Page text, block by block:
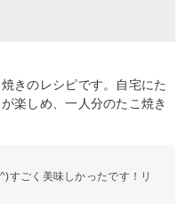
きのレシピです。自宅にた
楽しめ、一人分のたこ焼き
すごく美味しかったです！リ